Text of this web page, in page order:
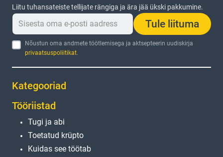
Liitu tuhansateiste tellijate rängiga ja ära jää ükski pakkumine.
Tule liituma
Nõustun oma andmete töötlemisega ja aktsepteerin uudiskirja
privaatsuspoliitikat.
Kategooriad
Tööriistad
Tugi ja abi
Toetatud krüpto
Kuidas see töötab